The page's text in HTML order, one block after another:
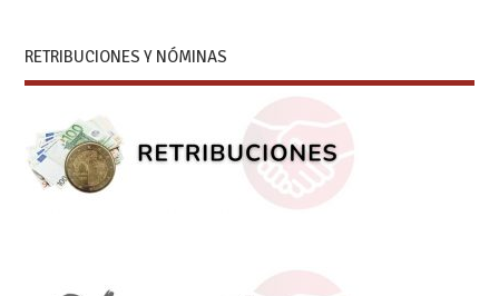
RETRIBUCIONES Y NÓMINAS